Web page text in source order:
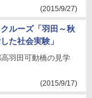
(2015/9/27)
ルーズ「羽田～秋
た社会実験」
羽田可動橋の見学
(2015/9/17)